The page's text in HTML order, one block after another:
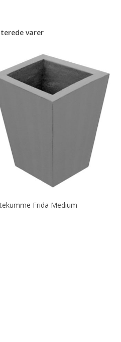
varer
Frida Medium